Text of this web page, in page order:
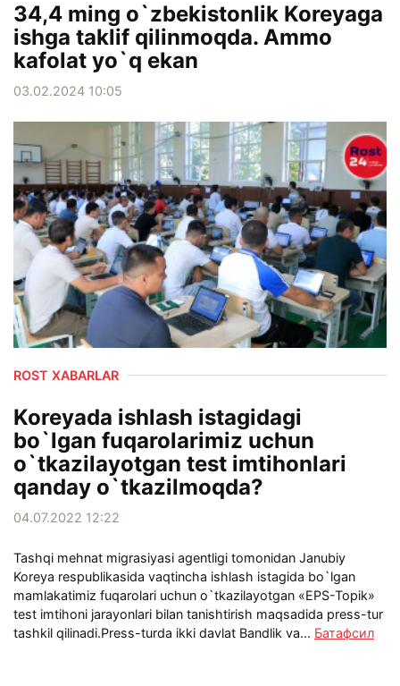
34,4 ming o`zbekistonlik Koreyaga
ishga taklif qilinmoqda. Ammo
kafolat yo`q ekan
03.02.2024 10:05
ROST XABARLAR
Koreyada ishlash istagidagi
bo`lgan fuqarolarimiz uchun
o`tkazilayotgan test imtihonlari
qanday o`tkazilmoqda?
04.07.2022 12:22
Tashqi mehnat migrasiyasi agentligi tomonidan Janubiy
Koreya respublikasida vaqtincha ishlash istagida bo`lgan
mamlakatimiz fuqarolari uchun o`tkazilayotgan «EPS-Topik»
test imtihoni jarayonlari bilan tanishtirish maqsadida press-tur
tashkil qilinadi.Press-turda ikki davlat Bandlik va... Батафсил